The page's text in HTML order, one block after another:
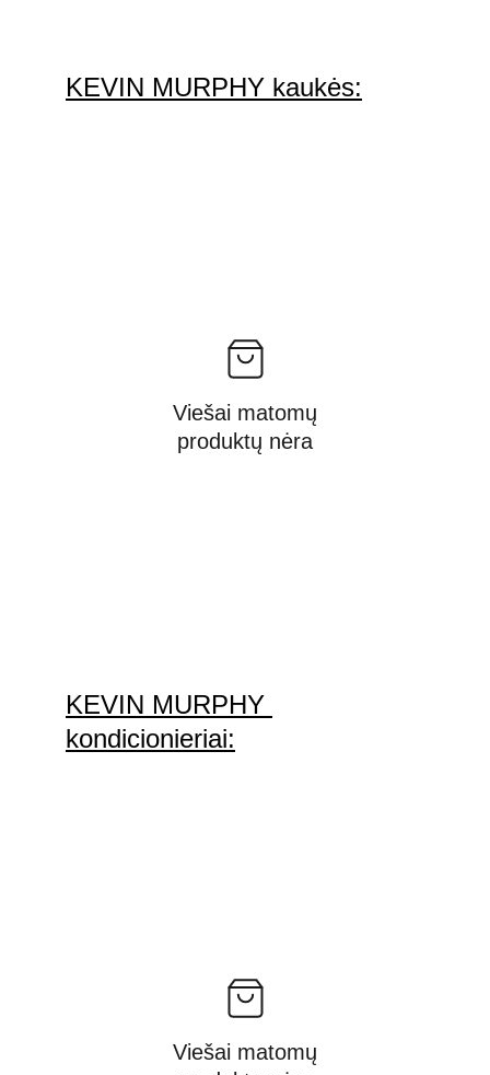
KEVIN MURPHY kaukės:
Viešai matomų
produktų nėra
KEVIN MURPHY
kondicionieriai:
Viešai matomų